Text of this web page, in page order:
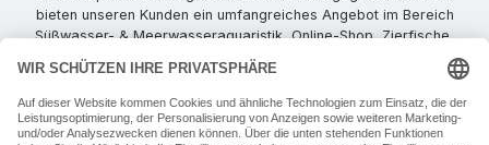
bieten unseren Kunden ein umfangreiches Angebot im Bereich
Süßwasser- & Meerwasseraquaristik, Online-Shop, Zierfische,
Pflanzen, Aquarienkombinationen, Technikzubehör usw. ! Als
kompetenter Aquaristik-Fachhandelspartner stehen wir Ihnen für
alle Ihre Projekte und Einrichtungs- oder Besatzwünsche zur
Verfügung!